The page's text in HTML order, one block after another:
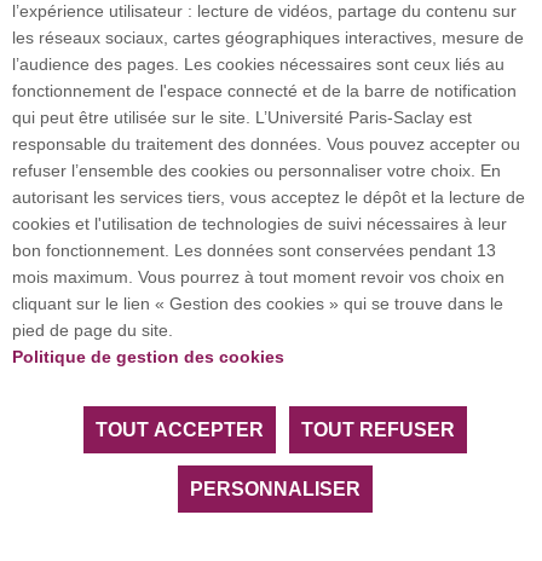
Plan du site
Investissement d’avenir (CGI)
Accueil des publics internationaux
L’Université Paris-Saclay coordonne l'Alliance
européenne EUGLOH et est membre des réseaux
européens et internationaux CESAER, EUA, EUF,
Tous droits réservés Université Paris-Saclay
Accessibilité :partiellement conforme
l’expérience utilisateur : lecture de vidéos, partage du contenu sur
les réseaux sociaux, cartes géographiques interactives, mesure de
l’audience des pages. Les cookies nécessaires sont ceux liés au
fonctionnement de l'espace connecté et de la barre de notification
qui peut être utilisée sur le site. L’Université Paris-Saclay est
responsable du traitement des données. Vous pouvez accepter ou
refuser l’ensemble des cookies ou personnaliser votre choix. En
autorisant les services tiers, vous acceptez le dépôt et la lecture de
cookies et l'utilisation de technologies de suivi nécessaires à leur
bon fonctionnement. Les données sont conservées pendant 13
mois maximum. Vous pourrez à tout moment revoir vos choix en
cliquant sur le lien « Gestion des cookies » qui se trouve dans le
pied de page du site.
Politique de gestion des cookies
TOUT ACCEPTER TOUT REFUSER
PERSONNALISER